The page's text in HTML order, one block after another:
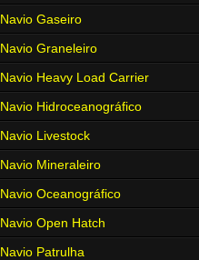
Navio Gaseiro
Navio Graneleiro
Navio Heavy Load Carrier
Navio Hidroceanográfico
Navio Livestock
Navio Mineraleiro
Navio Oceanográfico
Navio Open Hatch
Navio Patrulha